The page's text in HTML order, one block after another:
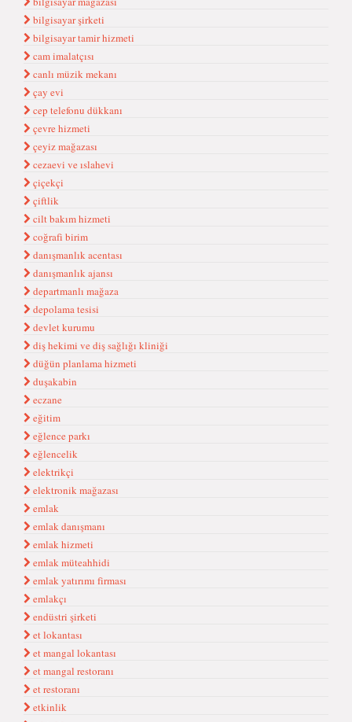
bilgisayar şirketi
bilgisayar tamir hizmeti
cam imalatçısı
canlı müzik mekanı
çay evi
cep telefonu dükkanı
çevre hizmeti
çeyiz mağazası
cezaevi ve ıslahevi
çiçekçi
çiftlik
cilt bakım hizmeti
coğrafi birim
danışmanlık acentası
danışmanlık ajansı
departmanlı mağaza
depolama tesisi
devlet kurumu
diş hekimi ve diş sağlığı kliniği
düğün planlama hizmeti
duşakabin
eczane
eğitim
eğlence parkı
eğlencelik
elektrikçi
elektronik mağazası
emlak
emlak danışmanı
emlak hizmeti
emlak müteahhidi
emlak yatırımı firması
emlakçı
endüstri şirketi
et lokantası
et mangal lokantası
et mangal restoranı
et restoranı
etkinlik